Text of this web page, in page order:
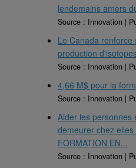
lendemains amers
Source : Innovation
Le Canada renforce
production
Source : Innovation
4,66 M$ pour la
Source : Innovation
Aider les personnes
demeurer chez
FORMATION EN...
Source : Innovation